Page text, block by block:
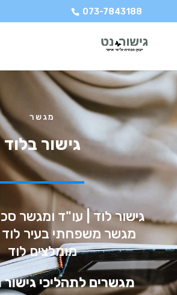
073-7843188
מגשר
גישור בלוד
גישור לוד | עו"ד ומגשר
מגשר משפחתי בעיר
מומלצים לוד
מגשרים לתהליכי גישור